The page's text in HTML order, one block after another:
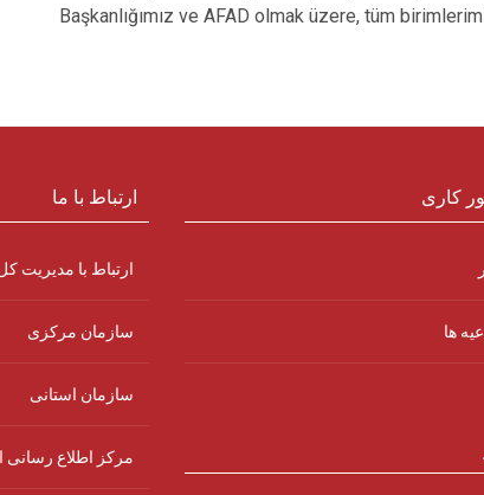
Başkanlığımız ve AFAD olmak üzere, tüm
کاری
ها
ارتباط با ما
ارتباط با مدیریت
سازمان مرکزی
سازمان استانی
مرکز اطلاع رسانی